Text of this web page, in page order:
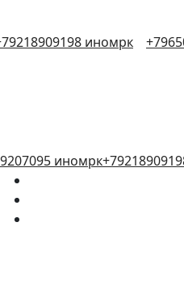
иномрк
иномрк